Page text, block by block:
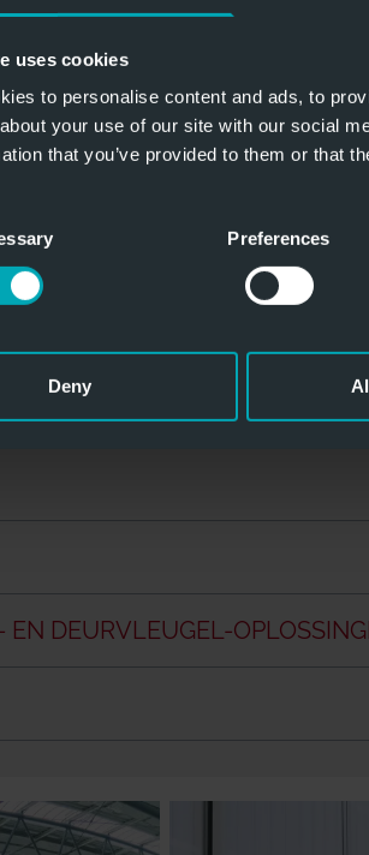
uses cookies
to personalise content and ads, to
your use of our site with our social
that you’ve provided to them or that
Preferences
Deny
– wij
drijvende
deze in de
wordt.
de toekomst
technieken
verbeteren.
van de
meer dan 15
ERVARING
snel, direct en
als u dat ook bent.
EN DEURVLEUGEL-